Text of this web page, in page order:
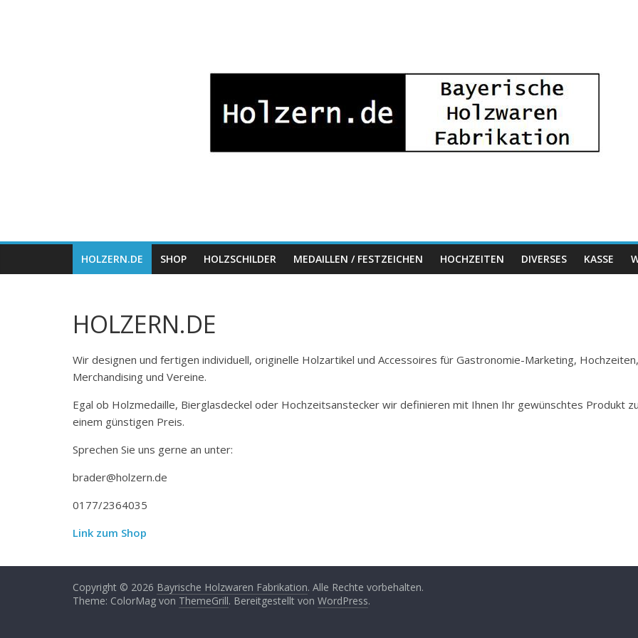
Holzwaren
Fabrikation
HOLZERN.DE SHOP HOLZSCHILDER MEDAILLEN / FESTZEICHEN HOCHZEITEN DIVERSES KASSE
HOLZERN.DE
Wir designen und fertigen individuell, originelle Holzartikel und Accessoires für Gastronomie-Marketing, Hochzeiten,
Merchandising und Vereine.
Egal ob Holzmedaille, Bierglasdeckel oder Hochzeitsanstecker wir definieren mit Ihnen Ihr gewünschtes Produkt
einem günstigen Preis.
Sprechen Sie uns gerne an unter:
brader@holzern.de
0177/2364035
Link zum Shop
Copyright © 2026 Bayrische Holzwaren Fabrikation. Alle Rechte vorbehalten.
Theme: ColorMag von ThemeGrill. Bereitgestellt von WordPress.